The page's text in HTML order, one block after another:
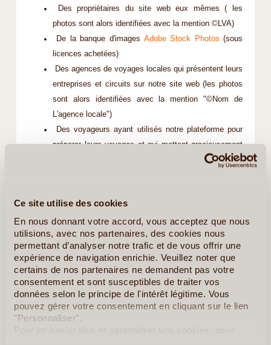
Ce site utilise des cookies
En nous donnant votre accord, vous acceptez que nous
utilisions, avec nos partenaires, des cookies nous
permettant d’analyser notre trafic et de vous offrir une
expérience de navigation enrichie. Veuillez noter que
certains de nos partenaires ne demandent pas votre
consentement et sont susceptibles de traiter vos
données selon le principe de l'intérêt légitime. Vous
pouvez gérer votre consentement en cliquant sur le lien
"Personnaliser".
Pour en savoir plus et paramétrer vos cookies, nous
Des propriétaires du site web eux mêmes ( les
photos sont alors identifiées avec la mention ©LVA)
De la banque d'images Adobe Stock Photos (sous
licences achetées)
Des agences de voyages locales qui présentent leurs
entreprises et circuits sur notre site web (les photos
sont alors identifiées avec la mention "©Nom de
L'agence locale")
Des voyageurs ayant utilisés notre plateforme pour
préparer leurs voyages et qui mettent gracieusement
à notre disposition leurs images (les photos sont alors
identifiées avec la mention "©Nom du Photographe /
Pixabay"). Toutes les photos utilisées via ce site web
le sont sous licenceCC0 Public Domain
Du site web www.flickr.com(les photos sont alors
identifiées avec la mention "©Nom du Photographe /
Flickr"). Toutes les photos utilisées via ce site web le
sont sous licenceCC BY ouCC BY - SA